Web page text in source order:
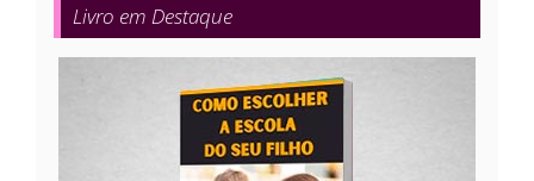
Livro em Destaque